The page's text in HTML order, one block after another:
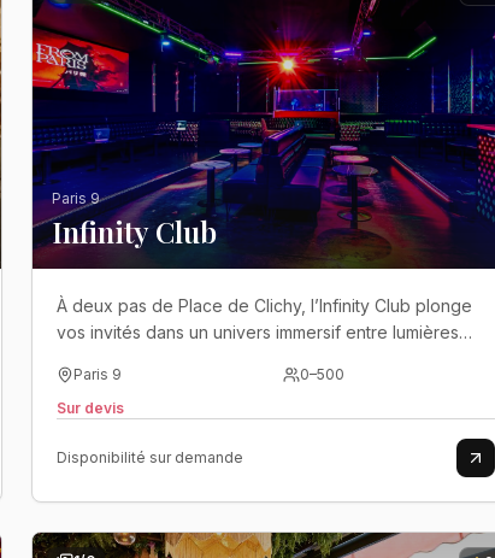
Paris 9
Infinity Club
À deux pas de Place de Clichy, l’Infinity Club plonge
vos invités dans un univers immersif entre lumières
Paris 9 0–500
Sur devis
Disponibilité sur demande